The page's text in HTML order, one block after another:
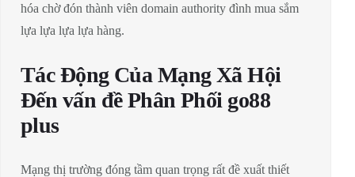
hóa chờ đón thành viên domain authority đình mua sắm
lựa lựa lựa lựa hàng.
Tác Động Của Mạng Xã Hội
Đến vấn đề Phân Phối go88
plus
Mạng thị trường đóng tầm quan trọng rất đề xuất thiết